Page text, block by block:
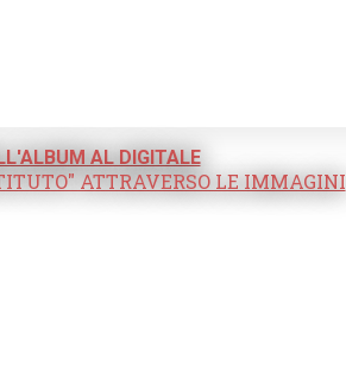
AL DIGITALE
ATTRAVERSO LE IMMAGINI